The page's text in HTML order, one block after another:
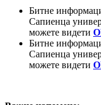
Битне
Сапиенца
можете видети
Битне
Сапиенца
можете видети